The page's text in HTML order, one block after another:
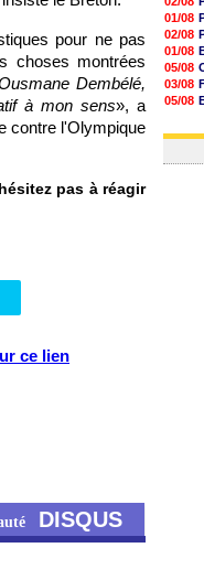
pour ne pas
choses montrées
Dembélé,
à mon sens», a
contre l'Olympique
pas à réagir
ce lien
DISQUS
01/08
02/08
01/08
05/08
03/08
05/08
03/08